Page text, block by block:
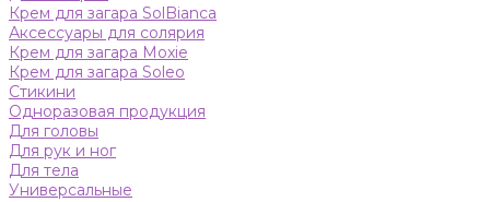
Крем для загара SolBianca
Аксессуары для солярия
Крем для загара Moxie
Крем для загара Soleo
Стикини
Одноразовая продукция
Для головы
Для рук и ног
Для тела
Универсальные